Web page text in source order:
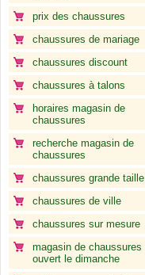
prix des chaussures
chaussures de mariage
chaussures discount
chaussures à talons
horaires magasin de
chaussures
recherche magasin de
chaussures
chaussures grande taille
chaussures de ville
chaussures sur mesure
magasin de chaussures
ouvert le dimanche